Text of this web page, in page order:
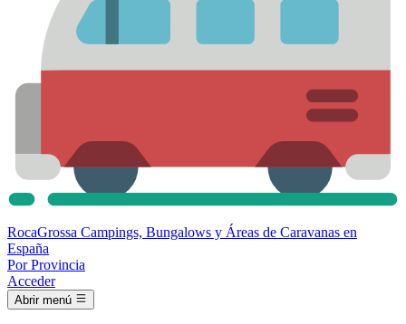
RocaGrossa Campings, Bungalows y Áreas de Caravanas en
España
Por Provincia
Acceder
Abrir menú